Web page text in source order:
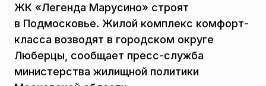
ЖК «Легенда Марусино» строят
в Подмосковье. Жилой комплекс комфорт-
класса возводят в городском округе
Люберцы, сообщает пресс-служба
министерства жилищной политики